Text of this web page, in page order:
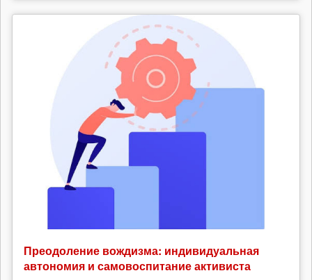
Преодоление вождизма: индивидуальная
автономия и самовоспитание активиста